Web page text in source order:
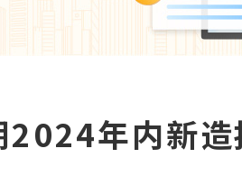
2024年内新造